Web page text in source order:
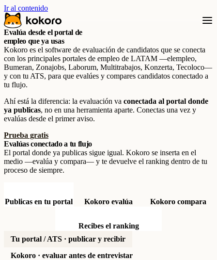
Ir al contenido
Evalúa desde el portal de
empleo que ya usas
Kokoro es el software de evaluación de candidatos que se conecta
con los principales portales de empleo de LATAM —elempleo,
Bumeran, Zonajobs, Laborum, Multitrabajos, Konzerta, Tecoloco—
y con tu ATS, para que evalúes y compares candidatos conectado a
tu flujo.
Ahí está la diferencia: la evaluación va conectada al portal donde
ya publicas, no en una herramienta aparte. Conectas una vez y
evalúas desde el primer aviso.
Prueba gratis
Evalúas conectado a tu flujo
El portal donde ya publicas sigue igual. Kokoro se inserta en el
medio —evalúa y compara— y te devuelve el ranking dentro de tu
proceso de siempre.
Publicas en tu portal Kokoro evalúa Kokoro compara
Recibes el ranking
Tu portal / ATS · publicar y recibir
Kokoro · evaluar antes de entrevistar